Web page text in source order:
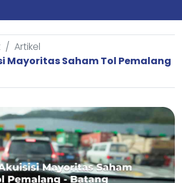
Artikel
Mayoritas Saham Tol Pemalang